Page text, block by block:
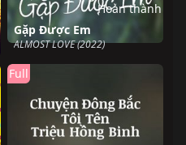
Gặp Được Em
ALMOST LOVE (2022)
Hoàn thành
Full